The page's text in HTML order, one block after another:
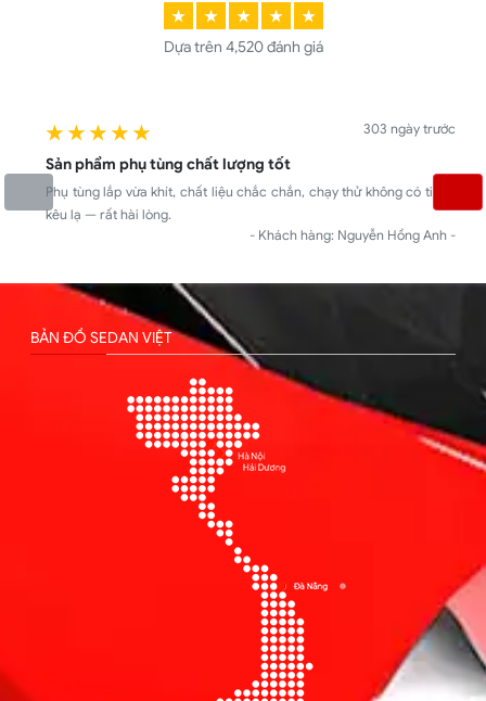
★
★ ★ ★
★
Dựa trên 4,520 đánh giá
★ ★ ★ ★ ★ 303 ngày trước
Sản phẩm phụ tùng chất lượng tốt
Phụ tùng lắp vừa khít, chất liệu chắc chắn, chạy thử không có tiếng
kêu lạ — rất hài lòng.
- Khách hàng: Nguyễn Hồng Anh -
BẢN ĐỒ SEDAN VIỆT